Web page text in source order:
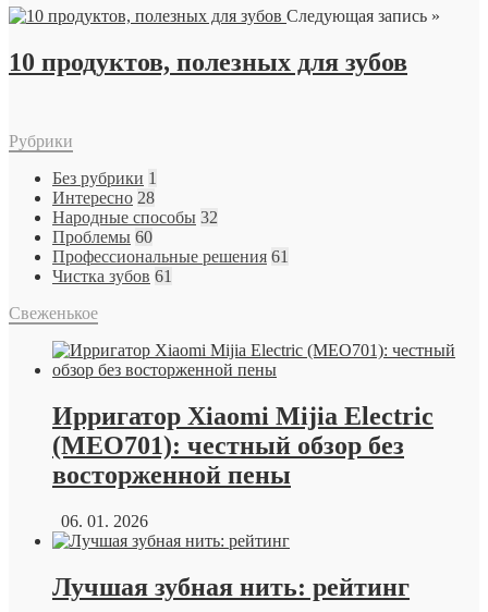
Следующая запись »
10 продуктов, полезных для зубов
Рубрики
Без рубрики 1
Интересно 28
Народные способы 32
Проблемы 60
Профессиональные решения 61
Чистка зубов 61
Свеженькое
Ирригатор Xiaomi Mijia Electric
(MEO701): честный обзор без
восторженной пены
06. 01. 2026
Лучшая зубная нить: рейтинг